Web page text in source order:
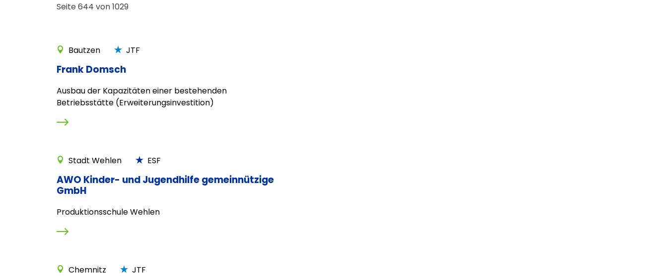
Seite 644 von 1029
Bautzen JTF
Frank Domsch
Ausbau der Kapazitäten einer bestehenden
Betriebsstätte (Erweiterungsinvestition)
Stadt Wehlen ESF
AWO Kinder- und Jugendhilfe gemeinnützige
GmbH
Produktionsschule Wehlen
Chemnitz JTF